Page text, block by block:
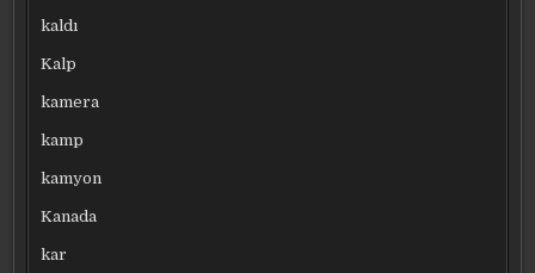
kaldı
Kalp
kamera
kamp
kamyon
Kanada
kar